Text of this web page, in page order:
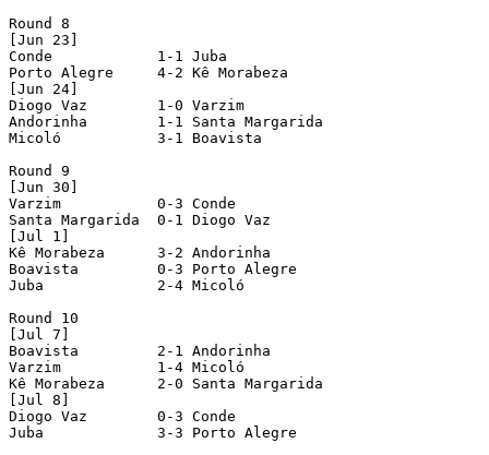
Round 8
[Jun 23]
Conde            1-1 Juba
Porto Alegre     4-2 Kê Morabeza
[Jun 24]
Diogo Vaz        1-0 Varzim
Andorinha        1-1 Santa Margarida
Micoló           3-1 Boavista
Round 9
[Jun 30]
Varzim           0-3 Conde
Santa Margarida  0-1 Diogo Vaz
[Jul 1]
Kê Morabeza      3-2 Andorinha
Boavista         0-3 Porto Alegre
Juba             2-4 Micoló
Round 10
[Jul 7]
Boavista         2-1 Andorinha
Varzim           1-4 Micoló
Kê Morabeza      2-0 Santa Margarida
[Jul 8]
Diogo Vaz        0-3 Conde
Juba             3-3 Porto Alegre